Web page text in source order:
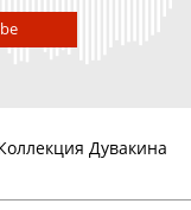
Дувакина